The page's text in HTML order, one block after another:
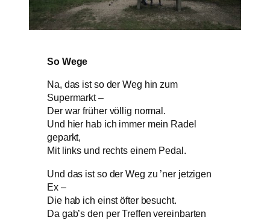
So Wege
Na, das ist so der Weg hin zum
Supermarkt –
Der war früher völlig normal.
Und hier hab ich immer mein Radel
geparkt,
Mit links und rechts einem Pedal.
Und das ist so der Weg zu ’ner jetzigen
Ex –
Die hab ich einst öfter besucht.
Da gab’s den per Treffen vereinbarten